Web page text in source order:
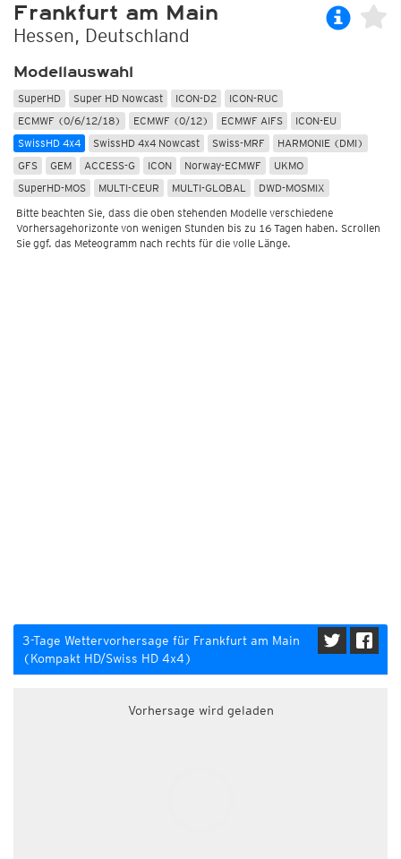
Frankfurt am Main
Hessen, Deutschland
Modellauswahl
SuperHD Super HD Nowcast ICON-D2
ICON-RUC
ECMWF (0/6/12/18)
ECMWF (0/12) ECMWF AIFS
ICON-EU
SwissHD 4x4
SwissHD 4x4 Nowcast Swiss-MRF
HARMONIE (DMI)
GFS
GEM ACCESS-G ICON Norway-ECMWF
UKMO
SuperHD-MOS
MULTI-CEUR MULTI-GLOBAL DWD-MOSMIX
Bitte beachten Sie, dass die oben stehenden Modelle verschiedene
Vorhersagehorizonte von wenigen Stunden bis zu 16 Tagen haben. Scrollen
Sie ggf. das Meteogramm nach rechts für die volle Länge.
3-Tage Wettervorhersage für Frankfurt am Main
(Kompakt HD/Swiss HD 4x4)
Vorhersage wird geladen